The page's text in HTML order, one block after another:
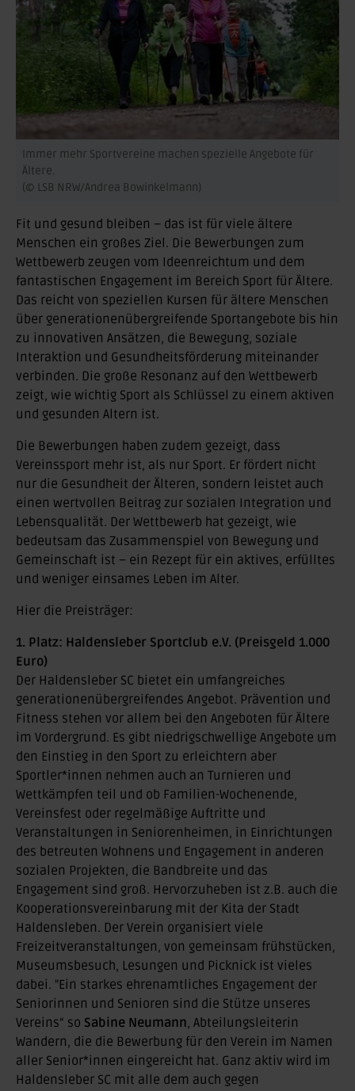
Immer mehr Sportvereine machen spezielle Angebote für
Ältere.
(© LSB NRW/Andrea Bowinkelmann)
Fit und gesund bleiben – das ist für viele ältere
Menschen ein großes Ziel. Die Bewerbungen zum
Wettbewerb zeugen vom Ideenreichtum und dem
fantastischen Engagement im Bereich Sport für Ältere.
Das reicht von speziellen Kursen für ältere Menschen
über generationenübergreifende Sportangebote bis hin
zu innovativen Ansätzen, die Bewegung, soziale
Interaktion und Gesundheitsförderung miteinander
verbinden. Die große Resonanz auf den Wettbewerb
zeigt, wie wichtig Sport als Schlüssel zu einem aktiven
und gesunden Altern ist.
Die Bewerbungen haben zudem gezeigt, dass
Vereinssport mehr ist, als nur Sport. Er fördert nicht
nur die Gesundheit der Älteren, sondern leistet auch
einen wertvollen Beitrag zur sozialen Integration und
Lebensqualität. Der Wettbewerb hat gezeigt, wie
bedeutsam das Zusammenspiel von Bewegung und
Gemeinschaft ist – ein Rezept für ein aktives, erfülltes
und weniger einsames Leben im Alter.
Hier die Preisträger:
1. Platz: Haldensleber Sportclub e.V. (Preisgeld 1.000
Euro)
Der Haldensleber SC bietet ein umfangreiches
generationenübergreifendes Angebot. Prävention und
Fitness stehen vor allem bei den Angeboten für Ältere
im Vordergrund. Es gibt niedrigschwellige Angebote um
den Einstieg in den Sport zu erleichtern aber
Sportler*innen nehmen auch an Turnieren und
Wettkämpfen teil und ob Familien-Wochenende,
Vereinsfest oder regelmäßige Auftritte und
Veranstaltungen in Seniorenheimen, in Einrichtungen
des betreuten Wohnens und Engagement in anderen
sozialen Projekten, die Bandbreite und das
Engagement sind groß. Hervorzuheben ist z.B. auch die
Kooperationsvereinbarung mit der Kita der Stadt
Haldensleben. Der Verein organisiert viele
Freizeitveranstaltungen, von gemeinsam frühstücken,
Museumsbesuch, Lesungen und Picknick ist vieles
dabei. "Ein starkes ehrenamtliches Engagement der
Seniorinnen und Senioren sind die Stütze unseres
Vereins“ so Sabine Neumann, Abteilungsleiterin
Wandern, die die Bewerbung für den Verein im Namen
aller Senior*innen eingereicht hat. Ganz aktiv wird im
Haldensleber SC mit alle dem auch gegen